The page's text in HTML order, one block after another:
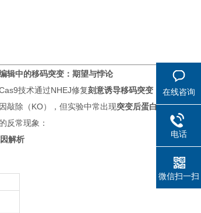
辑中的移码突变：期望与悖论
技术通过NHEJ修复刻意诱导移码突变
敲除（KO），但实验中常出现突变后蛋白
的反常现象：
解析
在线咨询
电话
微信扫一扫